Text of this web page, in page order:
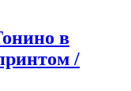
в
/